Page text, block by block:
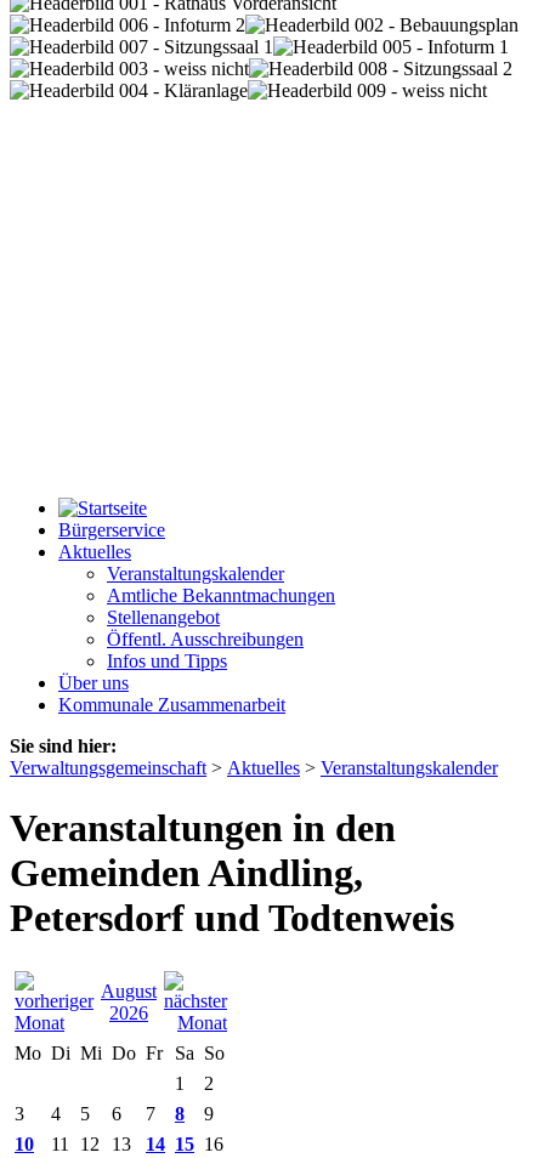
Bürgerservice
Aktuelles
Veranstaltungskalender
Amtliche Bekanntmachungen
Stellenangebot
Öffentl. Ausschreibungen
Infos und Tipps
Über uns
Kommunale Zusammenarbeit
Sie sind hier:
Verwaltungsgemeinschaft > Aktuelles > Veranstaltungskalender
Veranstaltungen in den
Gemeinden Aindling,
Petersdorf und Todtenweis
August
2026
Mo Di Mi Do Fr Sa So
1
2
3
4 5 6 7 8
9
10
11 12 13 14 15 16